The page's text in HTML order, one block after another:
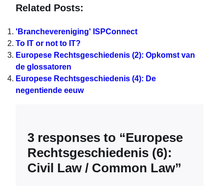
Related Posts:
'Branchevereniging' ISPConnect
To IT or not to IT?
Europese Rechtsgeschiedenis (2): Opkomst van
de glossatoren
Europese Rechtsgeschiedenis (4): De
negentiende eeuw
3 responses to “Europese
Rechtsgeschiedenis (6):
Civil Law / Common Law”